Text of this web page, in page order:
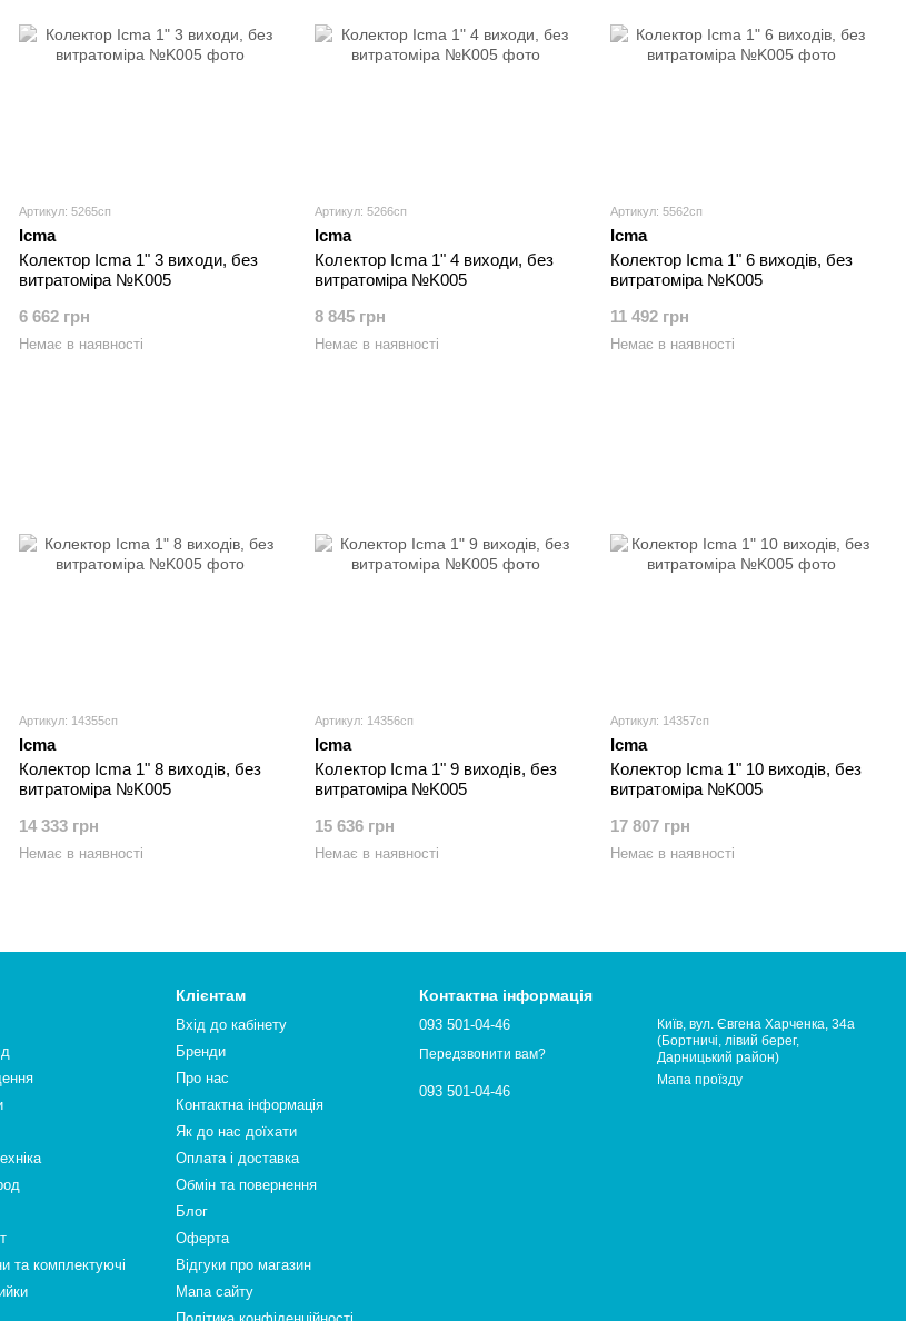
Артикул: 5265сп
Icma
Колектор Icma 1" 3 виходи, без
витратоміра №K005
6 662 грн
Немає в наявності
Артикул: 5266сп
Icma
Колектор Icma 1" 4 виходи, без
витратоміра №K005
8 845 грн
Немає в наявності
Артикул: 5562сп
Icma
Колектор Icma 1" 6 виходів, без
витратоміра №K005
11 492 грн
Немає в наявності
Артикул: 14355сп
Icma
Колектор Icma 1" 8 виходів, без
витратоміра №K005
14 333 грн
Немає в наявності
Артикул: 14356сп
Icma
Колектор Icma 1" 9 виходів, без
витратоміра №K005
15 636 грн
Немає в наявності
Артикул: 14357сп
Icma
Колектор Icma 1" 10 виходів, без
витратоміра №K005
17 807 грн
Немає в наявності
та комплектуючі
Клієнтам
Вхід до кабінету
Бренди
Про нас
Контактна інформація
Як до нас доїхати
Оплата і доставка
Обмін та повернення
Блог
Оферта
Відгуки про магазин
Мапа сайту
Контактна інформація
093 501-04-46
Передзвонити вам?
093 501-04-46
Київ, вул. Євгена Харченка, 34а
(Бортничі, лівий берег,
Дарницький район)
Мапа проїзду